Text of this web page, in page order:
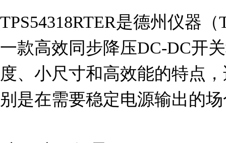
TPS54318RTER是德州仪器（
一款高效同步降压DC-DC开
度、小尺寸和高效能的特点
别是在需要稳定电源输出的